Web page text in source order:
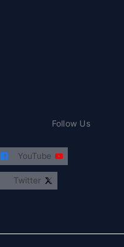
Follow Us
YouTube
Twitter